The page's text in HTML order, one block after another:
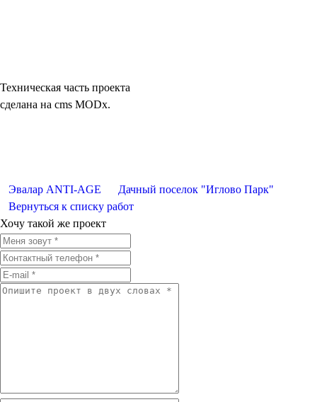
Техническая часть проекта
сделана на cms MODx.
Эвалар ANTI-AGE
Дачный поселок "Иглово Парк"
Вернуться к списку работ
Хочу такой же проект